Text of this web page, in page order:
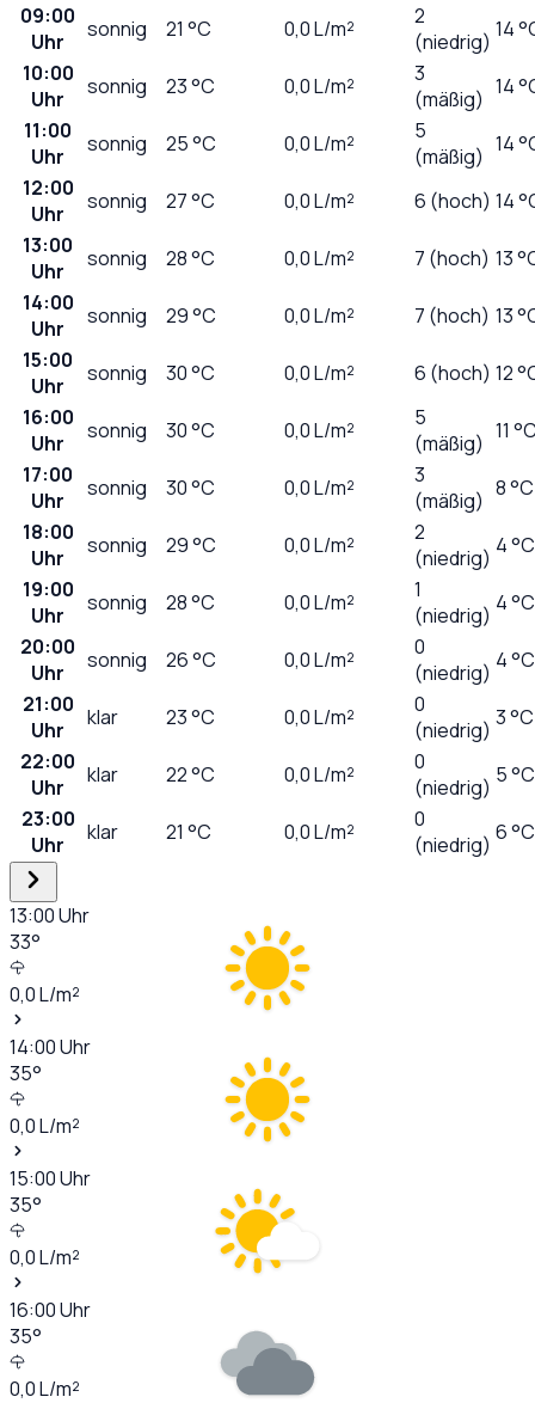
09:00
Uhr
sonnig 21 °C 0,0L/m²
2
(niedrig) 14
10:00
Uhr
sonnig 23°C 0,0L/m²
3
(mäßig) 14
11:00
Uhr
sonnig 25°C 0,0L/m²
5
(mäßig) 14
12:00
Uhr
sonnig 27°C 0,0L/m² 6 (hoch) 14
13:00
Uhr
sonnig 28°C 0,0L/m² 7 (hoch) 13
14:00
Uhr
sonnig 29°C 0,0L/m² 7 (hoch) 13
15:00
Uhr
sonnig 30°C 0,0L/m² 6 (hoch) 12
16:00
Uhr
sonnig 30°C 0,0L/m²
5
(mäßig) 11
17:00
Uhr
sonnig 30°C 0,0L/m²
3
(mäßig) 8 °C
18:00
Uhr
sonnig 29°C 0,0L/m²
2
(niedrig) 4 °C
19:00
Uhr
sonnig 28°C 0,0L/m²
1
(niedrig) 4 °C
20:00
Uhr
sonnig 26°C 0,0L/m²
0
(niedrig) 4 °C
21:00
Uhr
klar 23°C 0,0L/m²
0
(niedrig) 3 °C
22:00
Uhr
klar 22°C 0,0L/m²
0
(niedrig) 5 °C
23:00
Uhr
klar 21 °C 0,0L/m²
0
(niedrig) 6 °C
13:00Uhr
33°
0,0L/m²
14:00Uhr
35°
0,0L/m²
15:00Uhr
35°
0,0L/m²
16:00Uhr
35°
0,0L/m²